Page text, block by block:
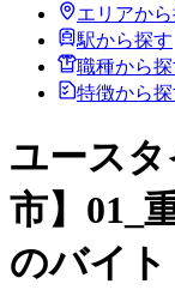
エリアか
駅から探す
職種から探
特徴から探
ユース
市】01_
のバイ